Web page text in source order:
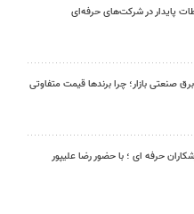
پایدار در شرکت‌های حرفه‌ای
صنعتی بازار؛ چرا برندها قیمت متفاوتی
حرفه ای ؛ با حضور رضا علیپور